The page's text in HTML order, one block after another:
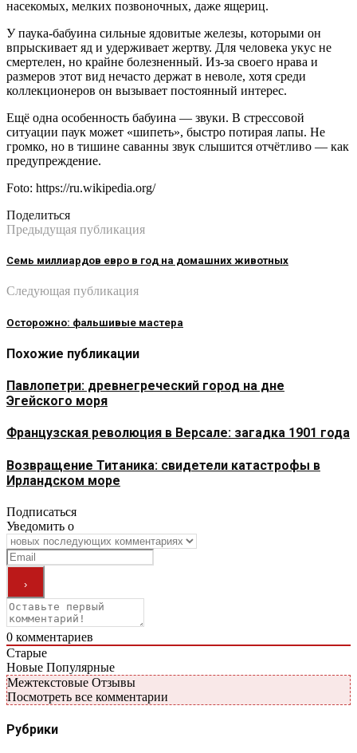
насекомых, мелких позвоночных, даже ящериц.
У паука-бабуина сильные ядовитые железы, которыми он
впрыскивает яд и удерживает жертву. Для человека укус не
смертелен, но крайне болезненный. Из-за своего нрава и
размеров этот вид нечасто держат в неволе, хотя среди
коллекционеров он вызывает постоянный интерес.
Ещё одна особенность бабуина — звуки. В стрессовой
ситуации паук может «шипеть», быстро потирая лапы. Не
громко, но в тишине саванны звук слышится отчётливо — как
предупреждение.
Foto: https://ru.wikipedia.org/
Поделиться
Предыдущая публикация
Семь миллиардов евро в год на домашних животных
Следующая публикация
Осторожно: фальшивые мастера
Похожие публикации
Павлопетри: древнегреческий город на дне
Эгейского моря
Французская революция в Версале: загадка 1901 года
Возвращение Титаника: свидетели катастрофы в
Ирландском море
Подписаться
Уведомить о
0 комментариев
Старые
Новые Популярные
Межтекстовые Отзывы
Посмотреть все комментарии
Рубрики